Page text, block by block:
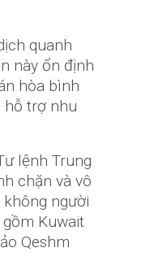
quanh
này ổn định
hòa bình
hỗ trợ nhu
lệnh Trung
chặn và vô
người
Kuwait
Qeshm